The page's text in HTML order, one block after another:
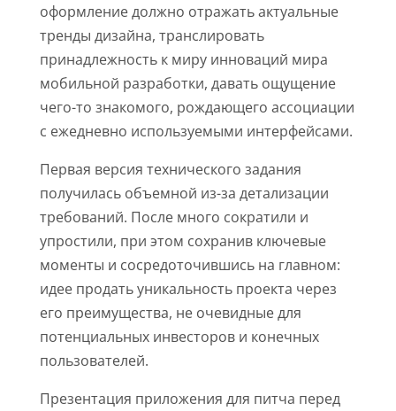
оформление должно отражать актуальные
тренды дизайна, транслировать
принадлежность к миру инноваций мира
мобильной разработки, давать ощущение
чего-то знакомого, рождающего ассоциации
с ежедневно используемыми интерфейсами.
Первая версия технического задания
получилась объемной из-за детализации
требований. После много сократили и
упростили, при этом сохранив ключевые
моменты и сосредоточившись на главном:
идее продать уникальность проекта через
его преимущества, не очевидные для
потенциальных инвесторов и конечных
пользователей.
Презентация приложения для питча перед